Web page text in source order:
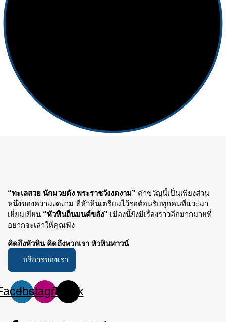
“ทะเลสวย นักมวยดัง พระราชวังงดงาม” คำขวัญนี้เป็นเพียงส่วน
หนึ่งของความงดงาม ที่หัวหินเตรียมไว้รอต้อนรับทุกคนที่แวะมา
เยี่ยมเยียน “หัวหินถิ่นมนต์ขลัง” เมืองนี้ยังมีเรื่องราวอีกมากมายที่
อยากจะเล่าให้คุณฟัง
คิดถึงหัวหิน คิดถึงพวกเรา หัวหินทาวน์
บริการของเรา
InstagramTiktok